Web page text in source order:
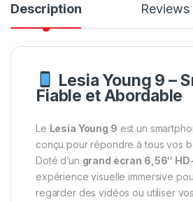
Description Reviews
Lesia Young 9 –
Fiable et Abordable
Le Lesia Young 9 est un
conçu pour répondre à tous vos
Doté d’un grand écran 6,56″
expérience visuelle immersive
regarder des vidéos ou utiliser